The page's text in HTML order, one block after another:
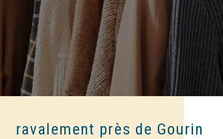
ravalement près de Gourin